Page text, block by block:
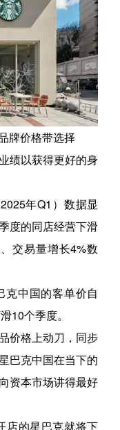
牌价格带选择
绩以获得更好的身
年Q1）数据显
度的同店经营下滑
交易量增长4%数
克中国的客单价自
10个季度。
价格上动刀，同步
巴克中国在当下的
资本市场讲得最好
店的星巴克就将下